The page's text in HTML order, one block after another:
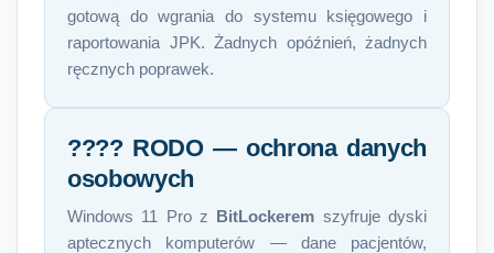
gotową do wgrania do systemu księgowego i
raportowania JPK. Żadnych opóźnień, żadnych
ręcznych poprawek.
????️ RODO — ochrona danych
osobowych
Windows 11 Pro z BitLockerem szyfruje dyski
aptecznych komputerów — dane pacjentów,